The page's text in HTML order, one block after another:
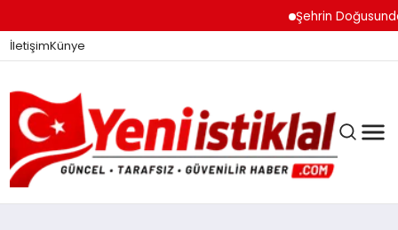
Şehrin Doğusundan
İletişimKünye